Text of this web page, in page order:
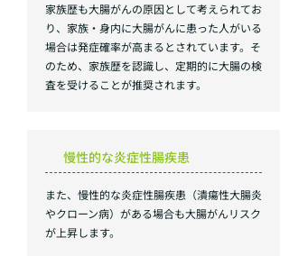
家族歴も大腸がんの原因として考えられてお
り、家族・身内に大腸がんに患った人がいる
場合は発症確率が高まるとされています。そ
のため、家族歴を認識し、定期的に大腸の検
査を受けることが推奨されます。
慢性的な炎症性腸疾患
また、慢性的な炎症性腸疾患（潰瘍性大腸炎
やクローン病）がある場合も大腸がんリスク
が上昇します。